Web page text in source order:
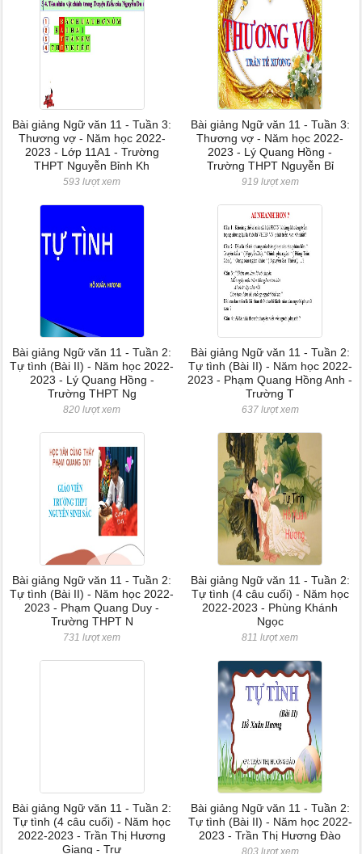
Bài giảng Ngữ văn 11 - Tuần 3:
Thương vợ - Năm học 2022-
2023 - Lớp 11A1 - Trường
THPT Nguyễn Bỉnh Kh
593 lượt xem
Bài giảng Ngữ văn 11 - Tuần 3:
Thương vợ - Năm học 2022-
2023 - Lý Quang Hồng -
Trường THPT Nguyễn Bỉ
919 lượt xem
Bài giảng Ngữ văn 11 - Tuần 2:
Tự tình (Bài II) - Năm học 2022-
2023 - Lý Quang Hồng -
Trường THPT Ng
820 lượt xem
Bài giảng Ngữ văn 11 - Tuần 2:
Tự tình (Bài II) - Năm học 2022-
2023 - Phạm Quang Hồng Anh -
Trường T
637 lượt xem
Bài giảng Ngữ văn 11 - Tuần 2:
Tự tình (Bài II) - Năm học 2022-
2023 - Phạm Quang Duy -
Trường THPT N
731 lượt xem
Bài giảng Ngữ văn 11 - Tuần 2:
Tự tình (4 câu cuối) - Năm học
2022-2023 - Phùng Khánh
Ngọc
811 lượt xem
Bài giảng Ngữ văn 11 - Tuần 2:
Tự tình (4 câu cuối) - Năm học
2022-2023 - Trần Thị Hương
Giang - Trư
Bài giảng Ngữ văn 11 - Tuần 2:
Tự tình (Bài II) - Năm học 2022-
2023 - Trần Thị Hương Đào
803 lượt xem